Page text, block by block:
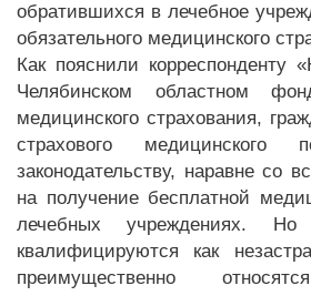
обратившихся в лечебное
обязательного медицинского
Как пояснили корреспонденту
Челябинском областном
медицинского страхования,
страхового медицинского
законодательству, наравне со
на получение бесплатной
лечебных учреждениях. Но
квалифицируются как
преимущественно